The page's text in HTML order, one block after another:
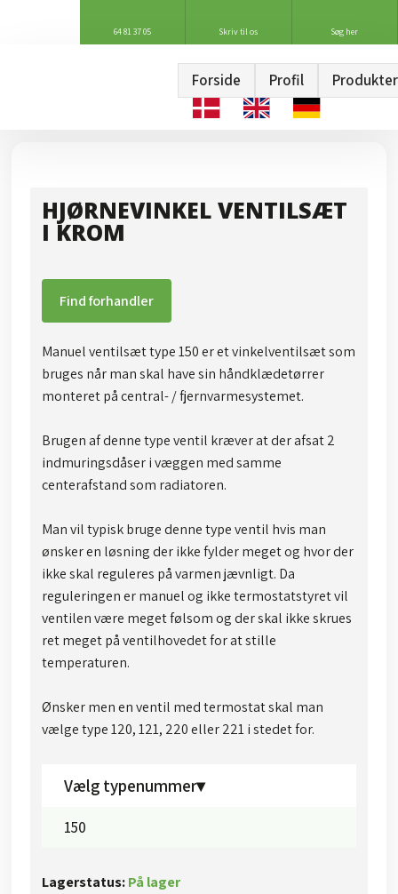
64 81 37 05 Skriv til os Søg her
Forside Profil Produkter
HJØRNEVINKEL VENTILSÆT
I KROM
Find forhandler
Manuel ventilsæt type 150 er et vinkelventilsæt som
bruges når man skal have sin håndklædetørrer
monteret på central- / fjernvarmesystemet.
Brugen af denne type ventil kræver at der afsat 2
indmuringsdåser i væggen med samme
centerafstand som radiatoren.
Man vil typisk bruge denne type ventil hvis man
ønsker en løsning der ikke fylder meget og hvor der
ikke skal reguleres på varmen jævnligt. Da
reguleringen er manuel og ikke termostatstyret vil
ventilen være meget følsom og der skal ikke skrues
ret meget på ventilhovedet for at stille
temperaturen.
Ønsker men en ventil med termostat skal man
vælge type 120, 121, 220 eller 221 i stedet for.​
Vælg typenummer▾
150
Lagerstatus:På lager